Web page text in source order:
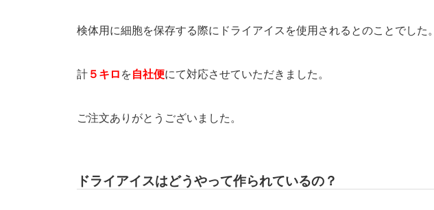
検体用に細胞を保存する際にドライアイスを使用されるとのことでした。
計 ５キロ を自社便にて対応させていただきました。
ご注文ありがとうございました。
ドライアイスはどうやって作られているの？